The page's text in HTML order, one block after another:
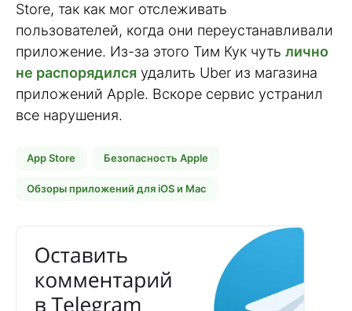
Store, так как мог отслеживать
пользователей, когда они переустанавливали
приложение. Из-за этого Тим Кук чуть лично
не распорядился удалить Uber из магазина
приложений Apple. Вскоре сервис устранил
все нарушения.
App Store Безопасность Apple
Обзоры приложений для iOS и Mac